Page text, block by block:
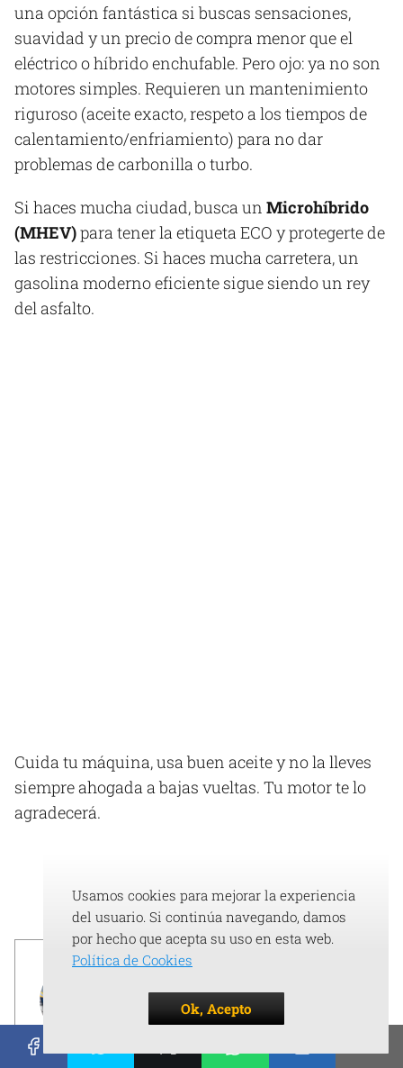
una opción fantástica si buscas sensaciones,
suavidad y un precio de compra menor que el
eléctrico o híbrido enchufable. Pero ojo: ya no son
motores simples. Requieren un mantenimiento
riguroso (aceite exacto, respeto a los tiempos de
calentamiento/enfriamiento) para no dar
problemas de carbonilla o turbo.
Si haces mucha ciudad, busca un Microhíbrido
(MHEV)para tener la etiqueta ECO y protegerte de
las restricciones. Si haces mucha carretera, un
gasolina moderno eficiente sigue siendo un rey
del asfalto.
Cuida tu máquina, usa buen aceite y no la lleves
siempre ahogada a bajas vueltas. Tu motor te lo
agradecerá.
Autor
Víctor Figueroa Lozano
Usamos cookies para mejorar la experiencia
del usuario. Si continúa navegando, damos
por hecho que acepta su uso en esta web.
Política de Cookies
Ok, Acepto